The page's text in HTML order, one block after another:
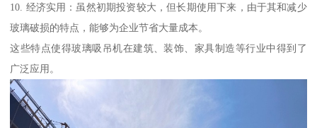
10. 经济实用：虽然初期投资较大，但长期使用下来，由于其和减少
玻璃破损的特点，能够为企业节省大量成本。
这些特点使得玻璃吸吊机在建筑、装饰、家具制造等行业中得到了
广泛应用。